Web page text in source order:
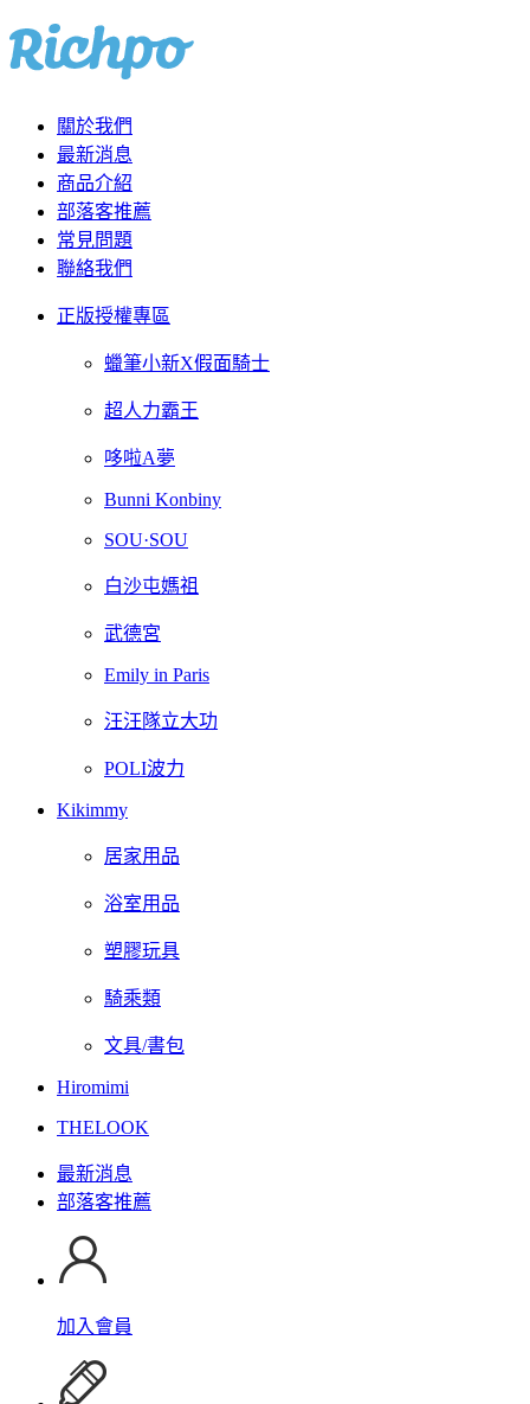
關於我們
最新消息
商品介紹
部落客推薦
常見問題
聯絡我們
正版授權專區
蠟筆小新X假面騎士
超人力霸王
哆啦A夢
Bunni Konbiny
SOU·SOU
白沙屯媽祖
武德宮
Emily in Paris
汪汪隊立大功
POLI波力
Kikimmy
居家用品
浴室用品
塑膠玩具
騎乘類
文具/書包
Hiromimi
THELOOK
最新消息
部落客推薦
加入會員